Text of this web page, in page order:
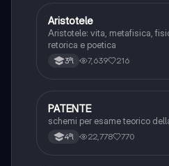
Filosofia
Aristotele
Aristotele: vita, metafisica,
retorica e poetica
3ªl 7,639 216
Altro
PATENTE
schemi per esame teorico
4ªl 22,778 770